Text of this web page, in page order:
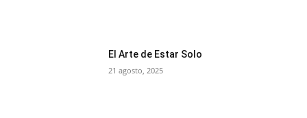
El Arte de Estar Solo
21 agosto, 2025